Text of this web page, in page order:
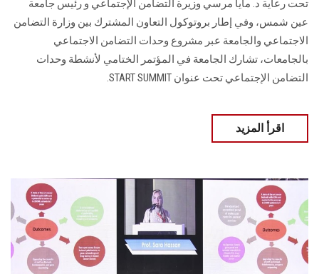
تحت رعاية د. مايا مرسي وزيرة التضامن الإجتماعي و رئيس جامعة
عين شمس، وفي إطار بروتوكول التعاون المشترك بين وزارة التضامن
الاجتماعي والجامعة عبر مشروع وحدات التضامن الاجتماعي
بالجامعات، تشارك الجامعة في المؤتمر الختامي لأنشطة وحدات
التضامن الإجتماعي تحت عنوان START SUMMIT.
اقرأ المزيد